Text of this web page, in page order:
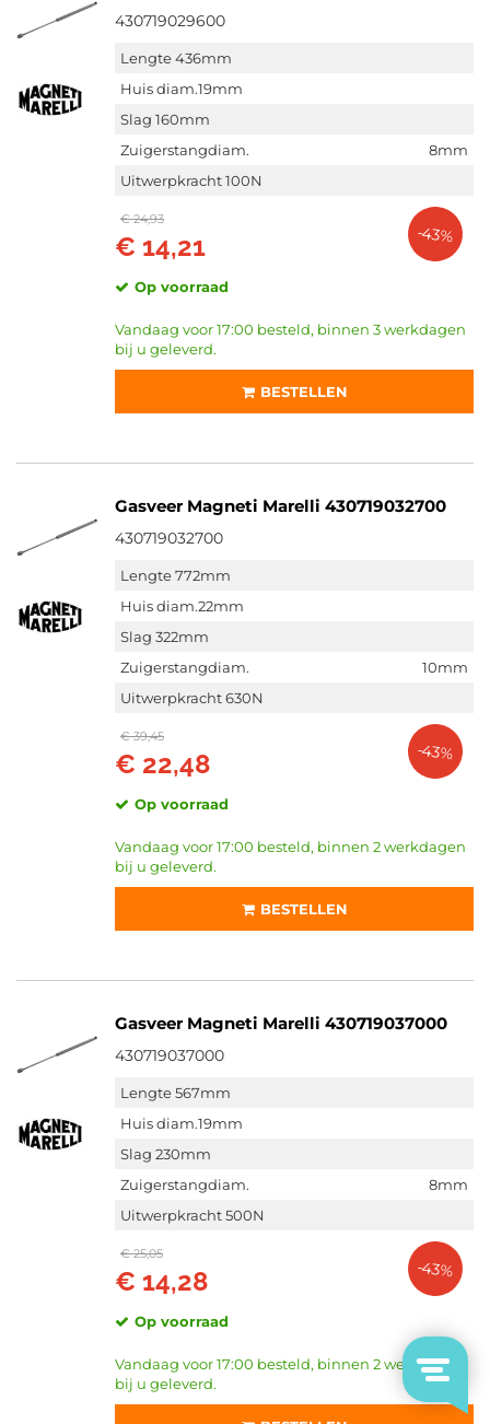
430719029600
Lengte 436mm
Huis diam.19mm
Slag 160mm
Zuigerstangdiam.
8mm
Uitwerpkracht 100N
€ 24,93
€ 14,21 -43%
Op voorraad
Vandaag voor 17:00 besteld, binnen 3 werkdagen
bij u geleverd.
BESTELLEN
Gasveer Magneti Marelli 430719032700
430719032700
Lengte 772mm
Huis diam.22mm
Slag 322mm
Zuigerstangdiam.
10mm
Uitwerpkracht 630N
€ 39,45
€ 22,48 -43%
Op voorraad
Vandaag voor 17:00 besteld, binnen 2 werkdagen
bij u geleverd.
BESTELLEN
Gasveer Magneti Marelli 430719037000
430719037000
Lengte 567mm
Huis diam.19mm
Slag 230mm
Zuigerstangdiam.
8mm
Uitwerpkracht 500N
€ 25,05
€ 14,28 -43%
Op voorraad
Vandaag voor 17:00 besteld, binnen 2 werkdagen
bij u geleverd.